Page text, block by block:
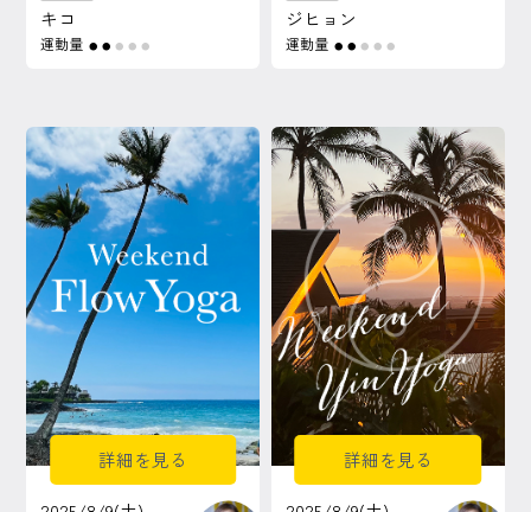
キコ
運動量 ● ● ● ● ●
ジヒョン
運動量 ● ● ● ● ●
詳細を見る 詳細を見る